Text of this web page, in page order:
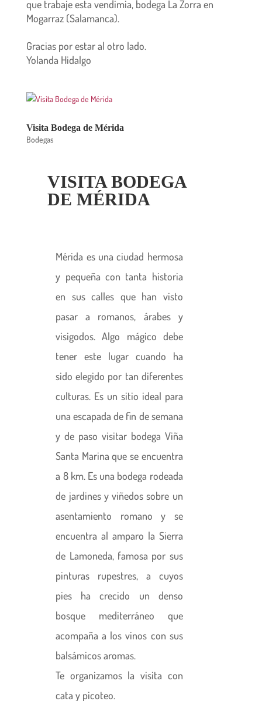
que trabaje esta vendimia, bodega La Zorra en
Mogarraz (Salamanca).
Gracias por estar al otro lado.
Yolanda Hidalgo
Visita Bodega de Mérida
Bodegas
VISITA BODEGA
DE MÉRIDA
Mérida es una ciudad hermosa
y pequeña con tanta historia
en sus calles que han visto
pasar a romanos, árabes y
visigodos. Algo mágico debe
tener este lugar cuando ha
sido elegido por tan diferentes
culturas. Es un sitio ideal para
una escapada de fin de semana
y de paso visitar bodega Viña
Santa Marina que se encuentra
a 8 km. Es una bodega rodeada
de jardines y viñedos sobre un
asentamiento romano y se
encuentra al amparo la Sierra
de Lamoneda, famosa por sus
pinturas rupestres, a cuyos
pies ha crecido un denso
bosque mediterráneo que
acompaña a los vinos con sus
balsámicos aromas.
Te organizamos la visita con
cata y picoteo.